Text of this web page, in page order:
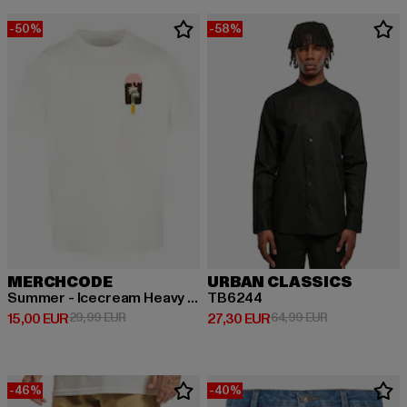
-50%
MERCHCODE
Summer - Icecream Heavy Oversize
15,00 EUR
Prix courant: 15,00 EUR
29,99 EURPrix en promotion: 29,99 EUR
-58%
URBAN CLASSICS
TB6244
27,30 EUR
Prix courant: 27,30 EUR
64,99 EURPrix en
-46% -40%